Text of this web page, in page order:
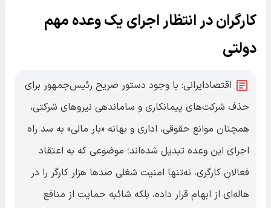
کارگران در انتظار اجرای یک وعده مهم
دولتی
اقتصادایرانی: با وجود دستور صریح رئیس‌جمهور برای
حذف شرکت‌های پیمانکاری و ساماندهی نیروهای شرکتی،
همچنان موانع حقوقی، اداری و بهانه «بار مالی» به سد راه
اجرای این وعده تبدیل شده‌اند؛ موضوعی که به اعتقاد
فعالان کارگری، نه‌تنها امنیت شغلی صدها هزار کارگر را در
هاله‌ای از ابهام قرار داده، بلکه شائبه حمایت از منافع